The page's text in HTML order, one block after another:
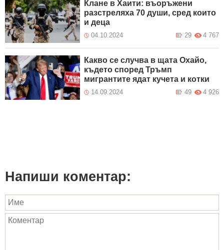
Клане в Хаити: въоръжени
разстреляха 70 души, сред които
и деца
04.10.2024 4 767
29
Какво се случва в щата Охайо,
където според Тръмп
мигрантите ядат кучета и котки
14.09.2024 4 926
49
Напиши коментар: